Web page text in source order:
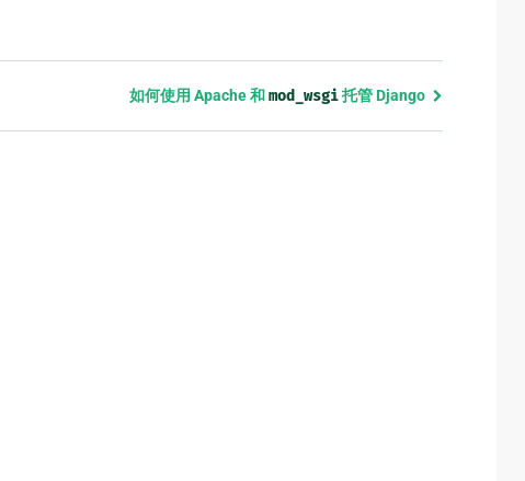
如何使用 Apache 和mod_wsgi托管 Django